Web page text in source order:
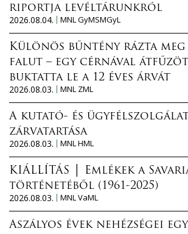
riportja levéltárunkról
2026.08.04.
MNL GyMSMGyL
Különös bűntény rázta meg
falut – egy cérnával
buktatta le a 12 éves árvát
2026.08.03.
MNL ZML
A kutató- és
zárvatartása
2026.08.03.
MNL HML
KIÁLLÍTÁS │ Emlékek a
történetéből (1961-2025)
2026.08.03.
MNL VaML
Aszályos évek nehézségei